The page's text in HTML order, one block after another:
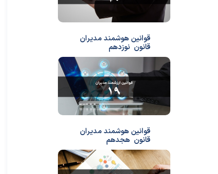
قوانین هوشمند مدیران
قانون نوزدهم
قوانین هوشمند مدیران
قانون هجدهم